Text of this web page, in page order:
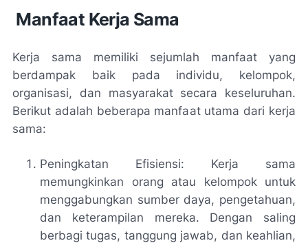
Manfaat Kerja Sama
Kerja sama memiliki sejumlah manfaat yang
berdampak baik pada individu, kelompok,
organisasi, dan masyarakat secara keseluruhan.
Berikut adalah beberapa manfaat utama dari kerja
sama:
Peningkatan Efisiensi: Kerja sama
memungkinkan orang atau kelompok untuk
menggabungkan sumber daya, pengetahuan,
dan keterampilan mereka. Dengan saling
berbagi tugas, tanggung jawab, dan keahlian,